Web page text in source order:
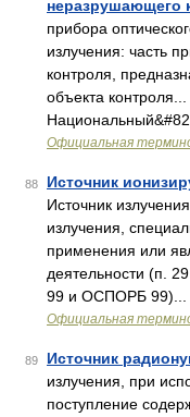
неразрушающего
прибора
излучения: часть
контроля,
объекта
Официальная
88 Источник
Источник
излучения,
применения или
деятельности (п.
99 и ОСПОРБ 99)...
Официальная
89 Источник
излучения, при
поступление